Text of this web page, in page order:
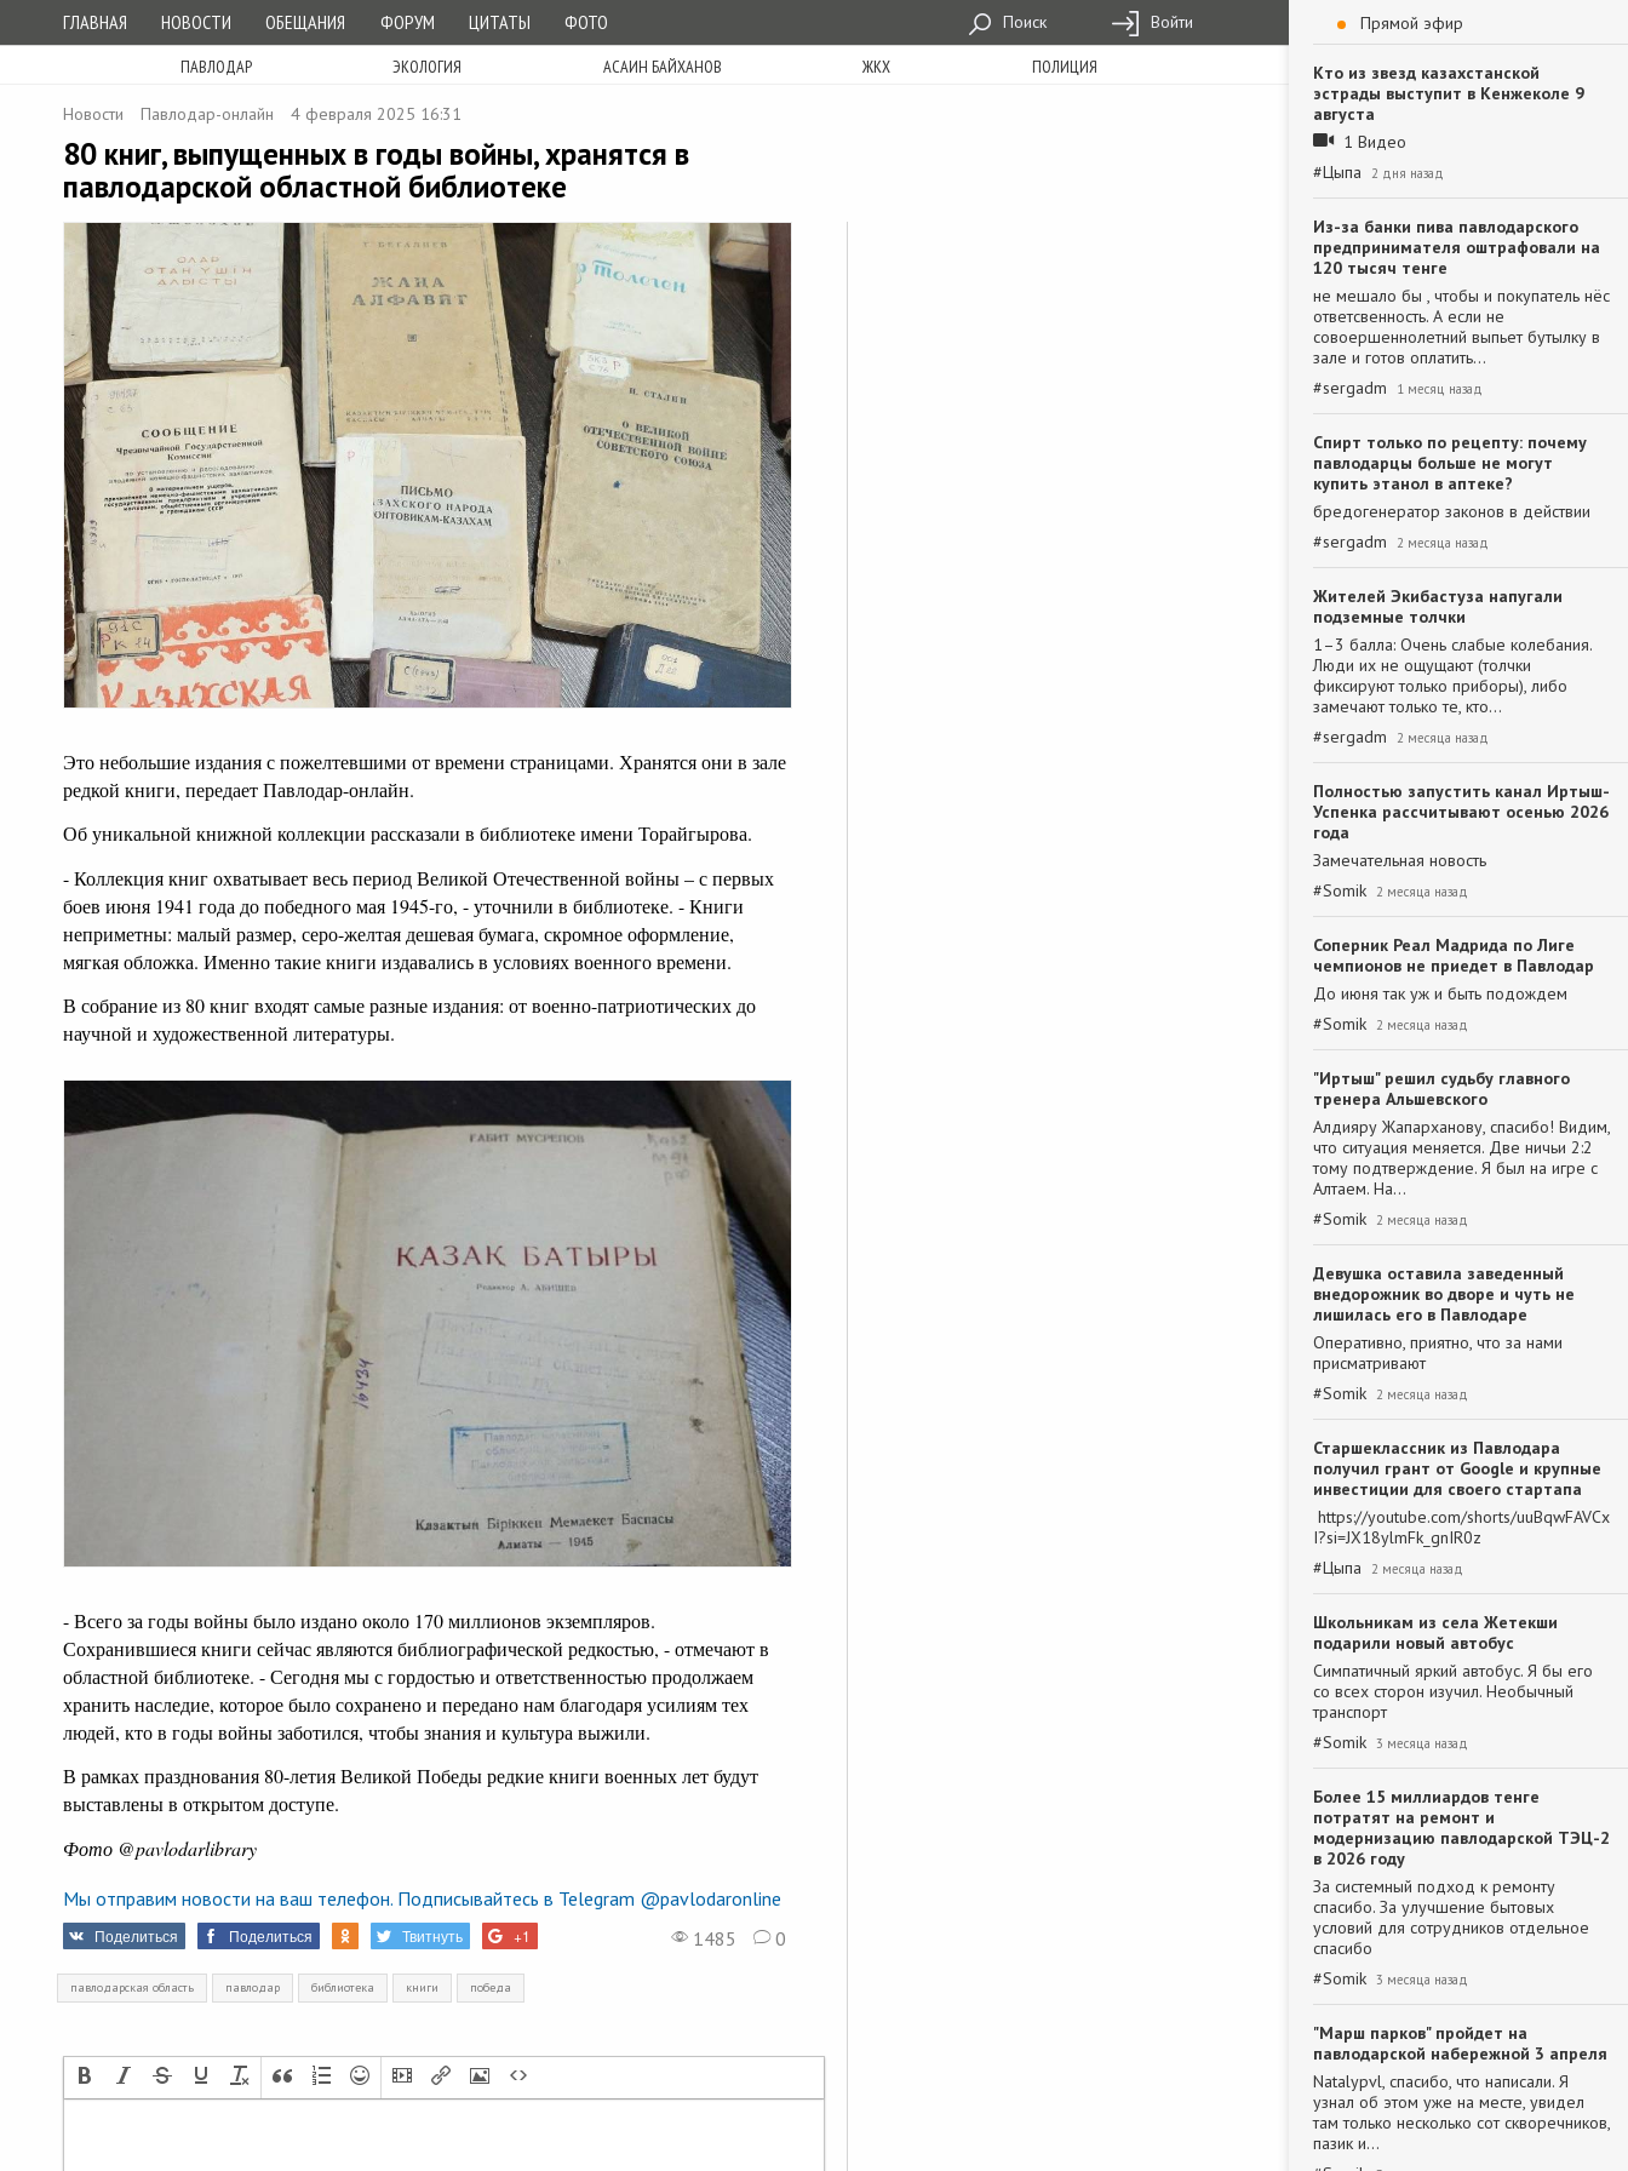
ГЛАВНАЯ НОВОСТИ ОБЕЩАНИЯ ФОРУМ ЦИТАТЫ ФОТО Поиск Войти
ПАВЛОДАР ЭКОЛОГИЯ АСАИН БАЙХАНОВ ЖКХ ПОЛИЦИЯ
Новости Павлодар-онлайн 4 февраля 2025 16:31
80 книг, выпущенных в годы войны, хранятся в
павлодарской областной библиотеке
Это небольшие издания с пожелтевшими от времени страницами. Хранятся они в зале
редкой книги, передает Павлодар-онлайн.
Об уникальной книжной коллекции рассказали в библиотеке имени Торайгырова.
- Коллекция книг охватывает весь период Великой Отечественной войны – с первых
боев июня 1941 года до победного мая 1945-го, - уточнили в библиотеке. - Книги
неприметны: малый размер, серо-желтая дешевая бумага, скромное оформление,
мягкая обложка. Именно такие книги издавались в условиях военного времени.
В собрание из 80 книг входят самые разные издания: от военно-патриотических до
научной и художественной литературы.
- Всего за годы войны было издано около 170 миллионов экземпляров.
Сохранившиеся книги сейчас являются библиографической редкостью, - отмечают в
областной библиотеке. - Сегодня мы с гордостью и ответственностью продолжаем
хранить наследие, которое было сохранено и передано нам благодаря усилиям тех
людей, кто в годы войны заботился, чтобы знания и культура выжили.
В рамках празднования 80-летия Великой Победы редкие книги военных лет будут
выставлены в открытом доступе.
Фото @pavlodarlibrary
Мы отправим новости на ваш телефон. Подписывайтесь в Telegram @pavlodaronline
Поделиться Поделиться Твитнуть +1 1485 0
павлодарская область павлодар библиотека книги победа
Прямой эфир
Кто из звезд казахстанской
эстрады выступит в Кенжеколе 9
августа
1 Видео
#Цыпа 2 дня назад
Из-за банки пива павлодарского
предпринимателя оштрафовали на
120 тысяч тенге
не мешало бы , чтобы и покупатель нёс
ответсвенность. А если не
совоершеннолетний выпьет бутылку в
зале и готов оплатить…
#sergadm 1 месяц назад
Спирт только по рецепту: почему
павлодарцы больше не могут
купить этанол в аптеке?
бредогенератор законов в действии
#sergadm 2 месяца назад
Жителей Экибастуза напугали
подземные толчки
1–3 балла: Очень слабые колебания.
Люди их не ощущают (толчки
фиксируют только приборы), либо
замечают только те, кто…
#sergadm 2 месяца назад
Полностью запустить канал Иртыш-
Успенка рассчитывают осенью 2026
года
Замечательная новость
#Somik 2 месяца назад
Соперник Реал Мадрида по Лиге
чемпионов не приедет в Павлодар
До июня так уж и быть подождем
#Somik 2 месяца назад
"Иртыш" решил судьбу главного
тренера Альшевского
Алдияру Жапарханову, спасибо! Видим,
что ситуация меняется. Две ничьи 2:2
тому подтверждение. Я был на игре с
Алтаем. На…
#Somik 2 месяца назад
Девушка оставила заведенный
внедорожник во дворе и чуть не
лишилась его в Павлодаре
Оперативно, приятно, что за нами
присматривают
#Somik 2 месяца назад
Старшеклассник из Павлодара
получил грант от Google и крупные
инвестиции для своего стартапа
https://youtube.com/shorts/uuBqwFAVCx
I?si=JX18ylmFk_gnIR0z
#Цыпа 2 месяца назад
Школьникам из села Жетекши
подарили новый автобус
Симпатичный яркий автобус. Я бы его
со всех сторон изучил. Необычный
транспорт
#Somik 3 месяца назад
Более 15 миллиардов тенге
потратят на ремонт и
модернизацию павлодарской ТЭЦ-2
в 2026 году
За системный подход к ремонту
спасибо. За улучшение бытовых
условий для сотрудников отдельное
спасибо
#Somik 3 месяца назад
"Марш парков" пройдет на
павлодарской набережной 3 апреля
Natalypvl, спасибо, что написали. Я
узнал об этом уже на месте, увидел
там только несколько сот скворечников,
пазик и…